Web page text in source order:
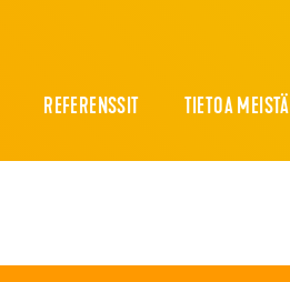
REFERENSSIT TIETOA MEISTÄ